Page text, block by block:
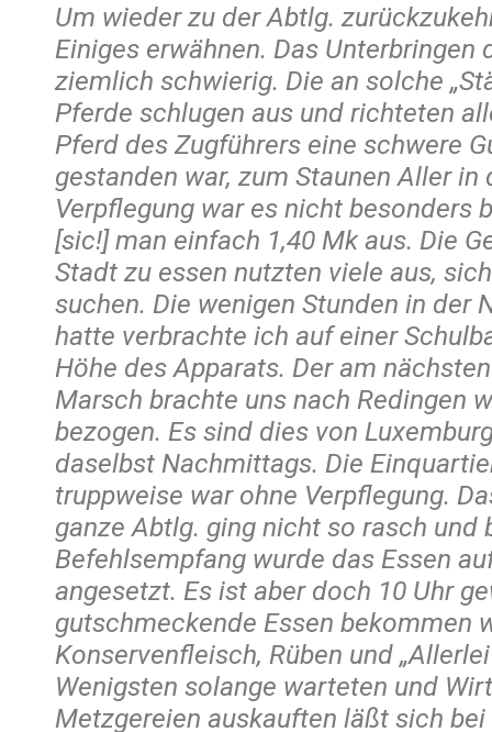
Um wieder zu der Abtlg.
Einiges erwähnen. Das Unterbringen
ziemlich schwierig. Die an solche
Pferde schlugen aus und richteten
Pferd des Zugführers eine schwere
gestanden war, zum Staunen Aller
Verpflegung war es nicht besonders
[sic!] man einfach 1,40 Mk aus. Die
Stadt zu essen nutzten viele aus,
suchen. Die wenigen Stunden in der
hatte verbrachte ich auf einer
Höhe des Apparats. Der am
Marsch brachte uns nach Redingen
bezogen. Es sind dies von
daselbst Nachmittags. Die
truppweise war ohne Verpflegung.
ganze Abtlg. ging nicht so rasch und
Befehlsempfang wurde das Essen
angesetzt. Es ist aber doch 10 Uhr
gutschmeckende Essen bekommen
Konservenfleisch, Rüben und
Wenigsten solange warteten und
Metzgereien auskauften läßt sich